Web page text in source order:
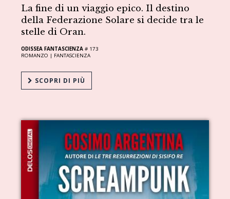
La fine di un viaggio epico. Il destino
della Federazione Solare si decide tra le
stelle di Oran.
ODISSEA FANTASCIENZA # 173
ROMANZO | FANTASCIENZA
SCOPRI DI PIÙ